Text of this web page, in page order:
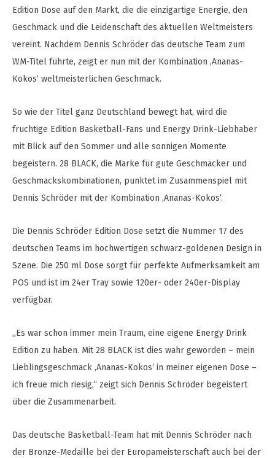
Edition Dose auf den Markt, die die einzigartige Energie, den
Geschmack und die Leidenschaft des aktuellen Weltmeisters
vereint. Nachdem Dennis Schröder das deutsche Team zum
WM-Titel führte, zeigt er nun mit der Kombination ‚Ananas-
Kokos‘ weltmeisterlichen Geschmack.
So wie der Titel ganz Deutschland bewegt hat, wird die
fruchtige Edition Basketball-Fans und Energy Drink-Liebhaber
mit Blick auf den Sommer und alle sonnigen Momente
begeistern. 28 BLACK, die Marke für gute Geschmäcker und
Geschmackskombinationen, punktet im Zusammenspiel mit
Dennis Schröder mit der Kombination ‚Ananas-Kokos‘.
Die Dennis Schröder Edition Dose setzt die Nummer 17 des
deutschen Teams im hochwertigen schwarz-goldenen Design in
Szene. Die 250 ml Dose sorgt für perfekte Aufmerksamkeit am
POS und ist im 24er Tray sowie 120er- oder 240er-Display
verfügbar.
„Es war schon immer mein Traum, eine eigene Energy Drink
Edition zu haben. Mit 28 BLACK ist dies wahr geworden – mein
Lieblingsgeschmack ‚Ananas-Kokos‘ in meiner eigenen Dose –
ich freue mich riesig,“ zeigt sich Dennis Schröder begeistert
über die Zusammenarbeit.
Das deutsche Basketball-Team hat mit Dennis Schröder nach
der Bronze-Medaille bei der Europameisterschaft auch bei der